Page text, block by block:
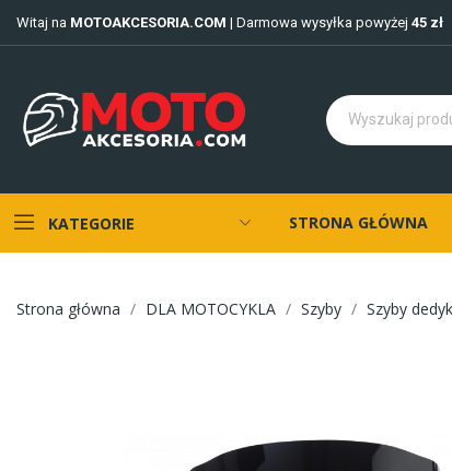
Witaj na MOTOAKCESORIA.COM | Darmowa wysyłka powyżej 45 zł
KATEGORIE STRONA GŁÓWNA
Strona główna DLA MOTOCYKLA Szyby Szyby